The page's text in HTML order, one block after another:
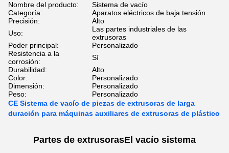
Nombre del producto:
Sistema de vacío
Categoría:
Aparatos eléctricos de baja tensión
Precisión:
Alto
Uso:
Las partes industriales de las
extrusoras
Poder principal:
Personalizado
Resistencia a la
corrosión:
Sí
Durabilidad:
Alto
Color:
Personalizado
Dimensión:
Personalizado
Peso:
Personalizado
CE Sistema de vacío de piezas de extrusoras de larga
duración para máquinas auxiliares de extrusoras de plástico
Partes de extrusorasEl vacío sistema